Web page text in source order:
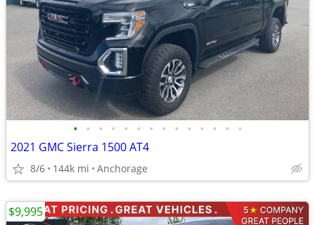
• • • • • • • • • • • • • •
2021 GMC Sierra 1500 AT4
8/6 144k mi Anchorage
$9,995